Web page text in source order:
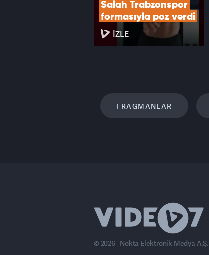
Salah Trabzonspor
formasıyla poz verdi
İZLE
FRAGMANLAR
© 2026 - Nokta Elektronik Medya A.Ş.